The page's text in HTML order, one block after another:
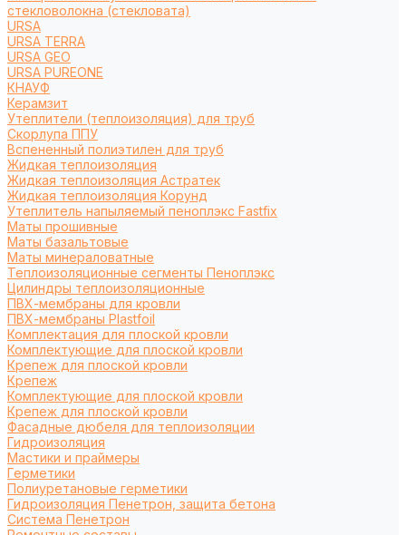
стекловолокна (стекловата)
URSA
URSA TERRA
URSA GEO
URSA PUREONE
КНАУФ
Керамзит
Утеплители (теплоизоляция) для труб
Cкорлупа ППУ
Вспененный полиэтилен для труб
Жидкая теплоизоляция
Жидкая теплоизоляция Астратек
Жидкая теплоизоляция Корунд
Утеплитель напыляемый пеноплэкс Fastfix
Маты прошивные
Маты базальтовые
Маты минераловатные
Теплоизоляционные сегменты Пеноплэкс
Цилиндры теплоизоляционные
ПВХ-мембраны для кровли
ПВХ-мембраны Plastfoil
Комплектация для плоской кровли
Комплектующие для плоской кровли
Крепеж для плоской кровли
Крепеж
Комплектующие для плоской кровли
Крепеж для плоской кровли
Фасадные дюбеля для теплоизоляции
Гидроизоляция
Мастики и праймеры
Герметики
Полиуретановые герметики
Гидроизоляция Пенетрон, защита бетона
Система Пенетрон